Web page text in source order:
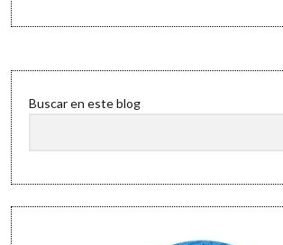
en
(I):
una
Sidebar
Buscar en este blog